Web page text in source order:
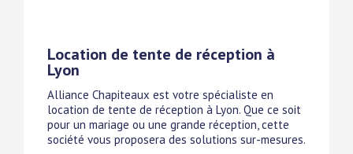
Location de tente de réception à
Lyon
Alliance Chapiteaux est votre spécialiste en
location de tente de réception à Lyon. Que ce soit
pour un mariage ou une grande réception, cette
société vous proposera des solutions sur-mesures.